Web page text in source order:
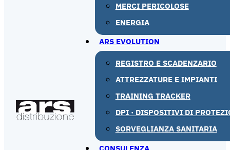
MERCI PERICOLOSE
ENERGIA
ARS EVOLUTION
REGISTRO E SCADENZARIO
ATTREZZATURE E IMPIANTI
TRAINING TRACKER
DPI · DISPOSITIVI DI
SORVEGLIANZA SANITARIA
CONSULENZA